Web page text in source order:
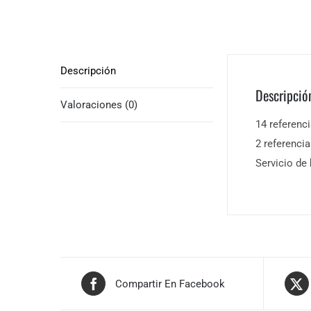
Descripción
Valoraciones (0)
14
2
Servicio de
Compartir En Facebook